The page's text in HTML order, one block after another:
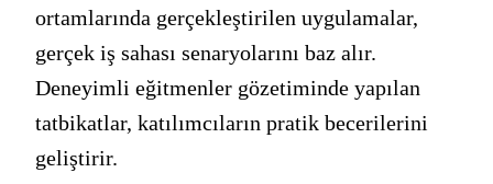
ortamlarında gerçekleştirilen uygulamalar,
gerçek iş sahası senaryolarını baz alır.
Deneyimli eğitmenler gözetiminde yapılan
tatbikatlar, katılımcıların pratik becerilerini
geliştirir.